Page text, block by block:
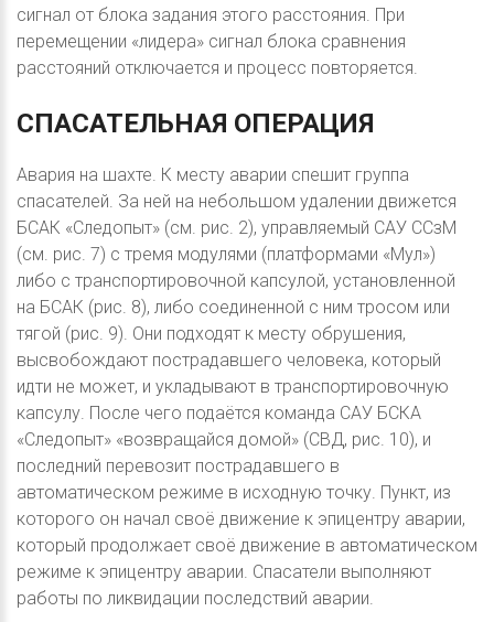
сигнал от блока задания этого расстояния. При
перемещении «лидера» сигнал блока сравнения
расстояний отключается и процесс повторяется.
СПАСАТЕЛЬНАЯ ОПЕРАЦИЯ
Авария на шахте. К месту аварии спешит группа
спасателей. За ней на небольшом удалении движется
БСАК «Следопыт» (см. рис. 2), управляемый САУ ССзМ
(см. рис. 7) с тремя модулями (платформами «Мул»)
либо с транспортировочной капсулой, установленной
на БСАК (рис. 8), либо соединенной с ним тросом или
тягой (рис. 9). Они подходят к месту обрушения,
высвобождают пострадавшего человека, который
идти не может, и укладывают в транспортировочную
капсулу. После чего подаётся команда САУ БСКА
«Следопыт» «возвращайся домой» (СВД, рис. 10), и
последний перевозит пострадавшего в
автоматическом режиме в исходную точку. Пункт, из
которого он начал своё движение к эпицентру аварии,
который продолжает своё движение в автоматическом
режиме к эпицентру аварии. Спасатели выполняют
работы по ликвидации последствий аварии.